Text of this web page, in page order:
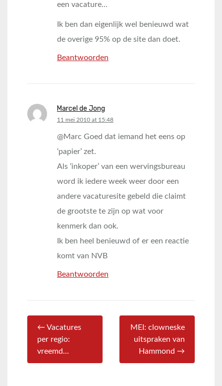
een vacature…
Ik ben dan eigenlijk wel benieuwd wat
de overige 95% op de site dan doet.
Beantwoorden
Marcel de Jong
says:
11 mei 2010 at 15:48
@Marc Goed dat iemand het eens op
‘papier’ zet.
Als ‘inkoper’ van een wervingsbureau
word ik iedere week weer door een
andere vacaturesite gebeld die claimt
de grootste te zijn op wat voor
kenmerk dan ook.
Ik ben heel benieuwd of er een reactie
komt van NVB
Beantwoorden
← Vacatures
per regio:
vreemd…
MEI: clowneske
uitspraken van
Hammond →